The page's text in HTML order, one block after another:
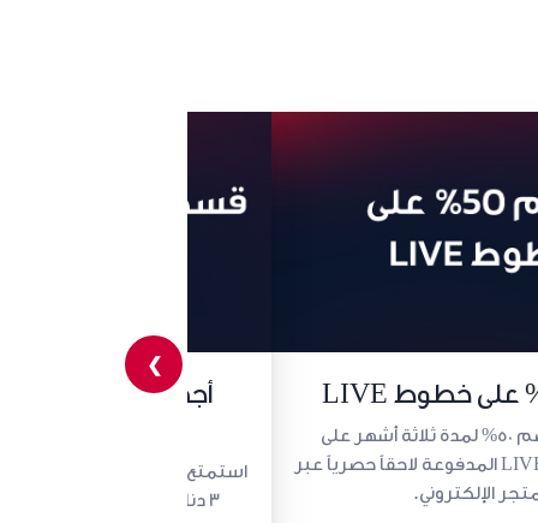
❯
احصل على خصم 50% لمدة ثلاثة أشهر على
عروض الموبايل LIVE المدفوعة لاحقاً حصرياً عبر
الإلكتروني.
استمتع بتقسيط أجهزة الهواتف
3 دنانير مع عروض LIVE المدفوعة لاحقاً.